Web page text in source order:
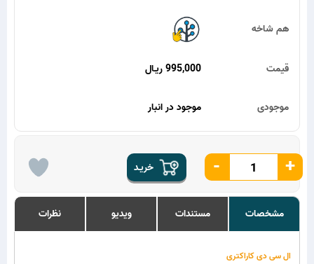
هم شاخه
995,000 ریـال قیمت
موجود در انبار موجودی
خریـد - +
مشخصات مستندات ویدیو نظرات
ال سی دی کاراکتری